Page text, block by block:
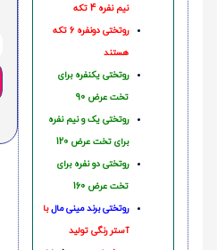
نیم نفره 4 تکه
روتختی دونفره 6 تکه
هستند
روتختی یکنفره برای
تخت عرض 90
روتختی یک و نیم نفره
برای تخت عرض 120
روتختی دو نفره برای
تخت عرض 160
روتختی‌ برند مینی مالبا
آستر رنگی تولید